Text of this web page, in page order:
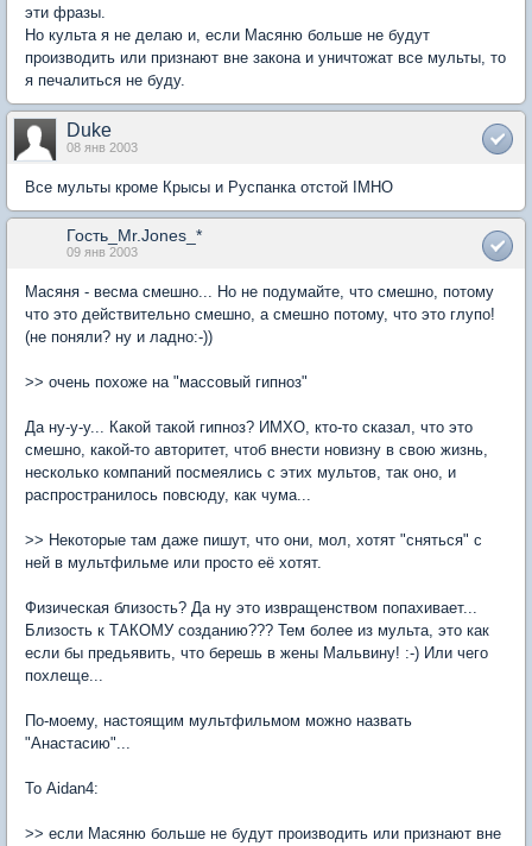
эти фразы.
Но культа я не делаю и, если Масяню больше не будут
производить или признают вне закона и уничтожат все мульты, то
я печалиться не буду.
Duke
08 янв 2003
Все мульты кроме Крысы и Руспанка отстой IMHO
Гость_Mr.Jones_*
09 янв 2003
Масяня - весма смешно... Но не подумайте, что смешно, потому
что это действительно смешно, а смешно потому, что это глупо!
(не поняли? ну и ладно:-))
>> очень похоже на "массовый гипноз"
Да ну-у-у... Какой такой гипноз? ИМХО, кто-то сказал, что это
смешно, какой-то авторитет, чтоб внести новизну в свою жизнь,
несколько компаний посмеялись с этих мультов, так оно, и
распространилось повсюду, как чума...
>> Некоторые там даже пишут, что они, мол, хотят "сняться" с
ней в мультфильме или просто её хотят.
Физическая близость? Да ну это извращенством попахивает...
Близость к ТАКОМУ созданию??? Тем более из мульта, это как
если бы предьявить, что берешь в жены Мальвину! :-) Или чего
похлеще...
По-моему, настоящим мультфильмом можно назвать
"Анастасию"...
То Aidan4:
>> если Масяню больше не будут производить или признают вне